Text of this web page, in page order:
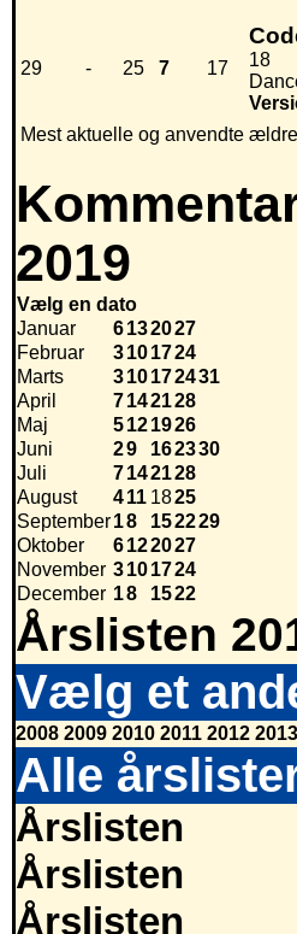
29 - 25 7 17
18
Mest aktuelle og anvendte
2019
Vælg en dato
Januar
6132027
Februar
3101724
Marts
310172431
April
7142128
Maj
5121926
Juni
29 162330
Juli
7142128
August
411 1825
September18 152229
Oktober
6122027
November 3101724
December 18 1522
Årslisten
Vælg et
2008 2009 2010 2011 2012 2013
Alle
Årslisten
Årslisten
Årslisten